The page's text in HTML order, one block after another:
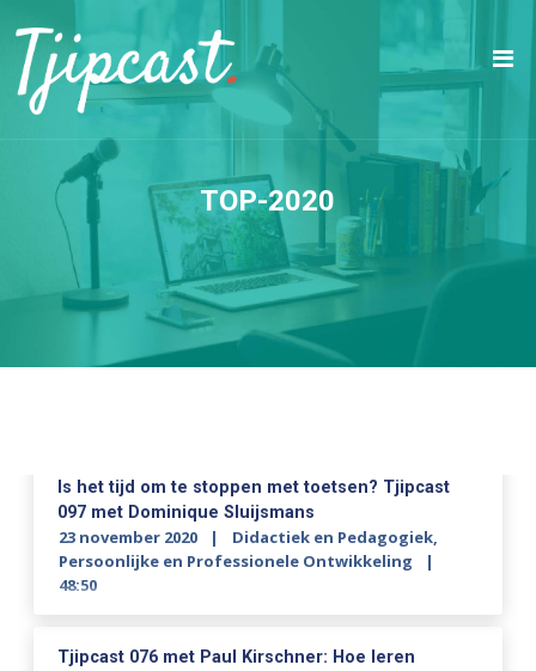
TOP-2020
Is het tijd om te stoppen met toetsen? Tjipcast
097 met Dominique Sluijsmans
23 november 2020 Didactiek en Pedagogiek,
Persoonlijke en Professionele Ontwikkeling
48:50
Tjipcast 076 met Paul Kirschner: Hoe leren